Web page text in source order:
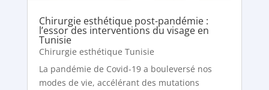
Chirurgie esthétique post-pandémie :
l’essor des interventions du visage en
Tunisie
Chirurgie esthétique Tunisie
La pandémie de Covid-19 a bouleversé nos
modes de vie, accélérant des mutations